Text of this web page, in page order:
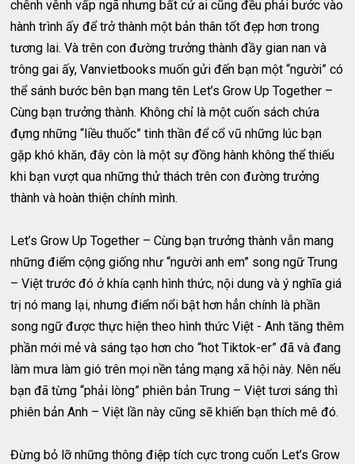
chênh vênh vấp ngã nhưng bất cứ ai cũng đều phải bước vào
hành trình ấy để trở thành một bản thân tốt đẹp hơn trong
tương lai. Và trên con đường trưởng thành đầy gian nan và
trông gai ấy, Vanvietbooks muốn gửi đến bạn một “người” có
thể sánh bước bên bạn mang tên Let’s Grow Up Together –
Cùng bạn trưởng thành. Không chỉ là một cuốn sách chứa
đựng những “liều thuốc” tinh thần để cổ vũ những lúc bạn
gặp khó khăn, đây còn là một sự đồng hành không thể thiếu
khi bạn vượt qua những thử thách trên con đường trưởng
thành và hoàn thiện chính mình.
Let’s Grow Up Together – Cùng bạn trưởng thành vẫn mang
những điểm cộng giống như “người anh em” song ngữ Trung
– Việt trước đó ở khía cạnh hình thức, nội dung và ý nghĩa giá
trị nó mang lại, nhưng điểm nổi bật hơn hẳn chính là phần
song ngữ được thực hiện theo hình thức Việt - Anh tăng thêm
phần mới mẻ và sáng tạo hơn cho “hot Tiktok-er” đã và đang
làm mưa làm gió trên mọi nền tảng mạng xã hội này. Nên nếu
bạn đã từng “phải lòng” phiên bản Trung – Việt tươi sáng thì
phiên bản Anh – Việt lần này cũng sẽ khiến bạn thích mê đó.
Đừng bỏ lỡ những thông điệp tích cực trong cuốn Let’s Grow